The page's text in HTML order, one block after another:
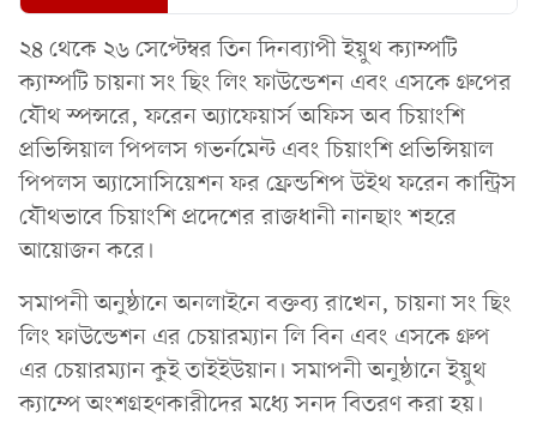
২৪ থেকে ২৬ সেপ্টেম্বর তিন দিনব্যাপী ইয়ুথ ক্যাম্পটি
ক্যাম্পটি চায়না সং ছিং লিং ফাউন্ডেশন এবং এসকে গ্রুপের
যৌথ স্পন্সরে, ফরেন অ্যাফেয়ার্স অফিস অব চিয়াংশি
প্রভিন্সিয়াল পিপলস গভর্নমেন্ট এবং চিয়াংশি প্রভিন্সিয়াল
পিপলস অ্যাসোসিয়েশন ফর ফ্রেন্ডশিপ উইথ ফরেন কান্ট্রিস
যৌথভাবে চিয়াংশি প্রদেশের রাজধানী নানছাং শহরে
আয়োজন করে।
সমাপনী অনুষ্ঠানে অনলাইনে বক্তব্য রাখেন, চায়না সং ছিং
লিং ফাউন্ডেশন এর চেয়ারম্যান লি বিন এবং এসকে গ্রুপ
এর চেয়ারম্যান কুই তাইইউয়ান। সমাপনী অনুষ্ঠানে ইয়ুথ
ক্যাম্পে অংশগ্রহণকারীদের মধ্যে সনদ বিতরণ করা হয়।